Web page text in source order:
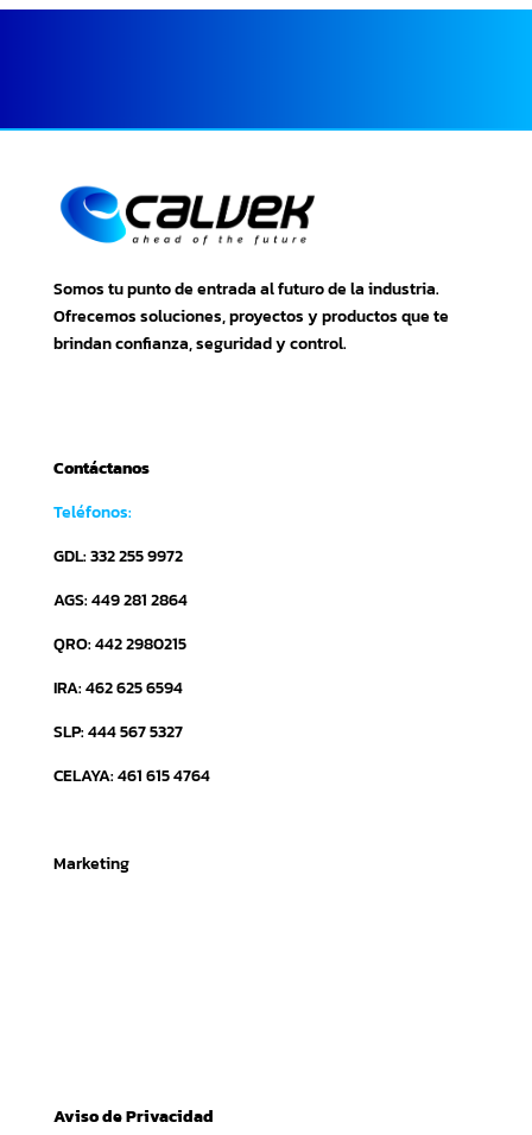
Somos tu punto de entrada al futuro de la industria.
Ofrecemos soluciones, proyectos y productos que te
brindan confianza, seguridad y control.
Contáctanos
Teléfonos:
GDL: 332 255 9972
AGS: 449 281 2864
QRO: 442 2980215
IRA: 462 625 6594
SLP: 444 567 5327
CELAYA: 461 615 4764
Marketing
Aviso de Privacidad